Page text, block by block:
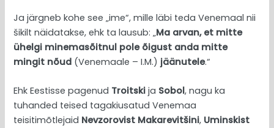
Ja järgneb kohe see „ime“, mille läbi teda Venemaal nii
šikilt näidatakse, ehk ta lausub: „Ma arvan, et mitte
ühelgi minemasõitnul pole õigust anda mitte
mingit nõud (Venemaale – I.M.) jäänutele.“
Ehk Eestisse pagenud Troitski ja Sobol, nagu ka
tuhanded teised tagakiusatud Venemaa
teisitimõtlejaid Nevzorovist Makarevitšini, Uminskist